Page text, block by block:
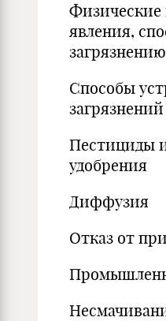
Физические
явления,
загрязнению
Способы
загрязнений
Пестициды
удобрения
Диффузия
Отказ от